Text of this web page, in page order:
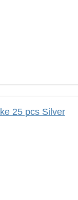
25 pcs Silver